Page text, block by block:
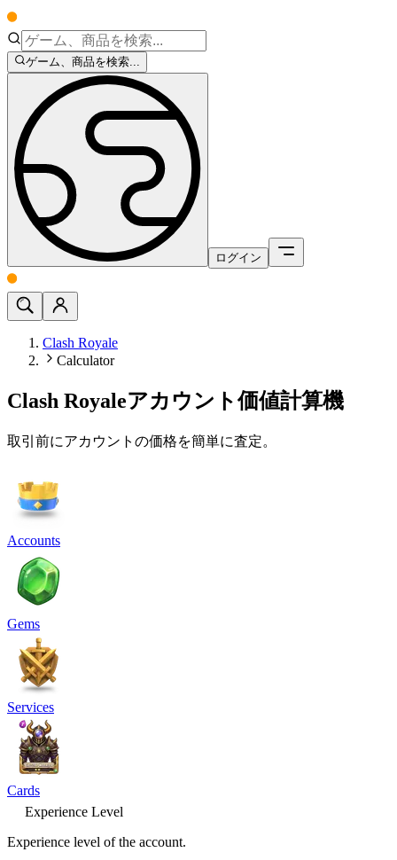
ゲーム、商品を検索...
ログイン
Clash Royale
Calculator
Clash Royaleアカウント価値計算機
取引前にアカウントの価格を簡単に査定。
Accounts
Gems
Services
Cards
Experience Level
Experience level of the account.